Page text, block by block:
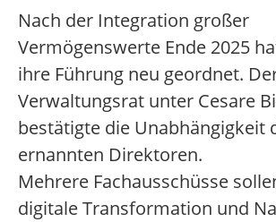
Nach der Integration großer
Vermögenswerte Ende 2025
ihre Führung neu geordnet.
Verwaltungsrat unter Cesare
bestätigte die Unabhängigkeit
ernannten Direktoren.
Mehrere Fachausschüsse
digitale Transformation und